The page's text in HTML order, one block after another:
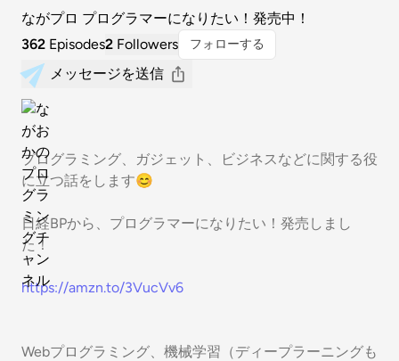
ながプロ プログラマーになりたい！発売中！
362 Episodes2 Followers フォローする
メッセージを送信
プログラミング、ガジェット、ビジネスなどに関する役
に立つ話をします😊
日経BPから、プログラマーになりたい！発売しまし
た！
https://amzn.to/3VucVv6
Webプログラミング、機械学習（ディープラーニングも